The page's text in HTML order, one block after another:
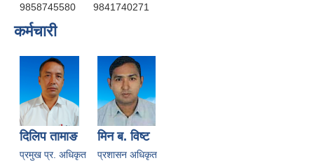
9858745580
9841740271
कर्मचारी
दिलिप तामाङ
प्रमुख प्र. अधिकृत
मिन ब. विष्ट
प्रशासन अधिकृत